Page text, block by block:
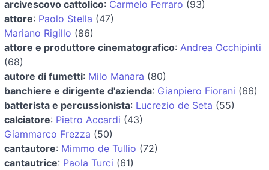
arcivescovo cattolico: Carmelo Ferraro (93)
attore: Paolo Stella (47)
Mariano Rigillo (86)
attore e produttore cinematografico: Andrea Occhipinti
(68)
autore di fumetti: Milo Manara (80)
banchiere e dirigente d'azienda: Gianpiero Fiorani (66)
batterista e percussionista: Lucrezio de Seta (55)
calciatore: Pietro Accardi (43)
Giammarco Frezza (50)
cantautore: Mimmo de Tullio (72)
cantautrice: Paola Turci (61)